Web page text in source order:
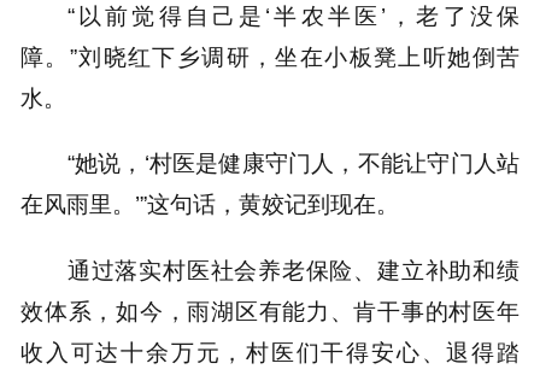
“以前觉得自己是‘半农半医’，老了没保
障。”刘晓红下乡调研，坐在小板凳上听她倒苦
水。
“她说，‘村医是健康守门人，不能让守门人站
在风雨里。’”这句话，黄姣记到现在。
通过落实村医社会养老保险、建立补助和绩
效体系，如今，雨湖区有能力、肯干事的村医年
收入可达十余万元，村医们干得安心、退得踏